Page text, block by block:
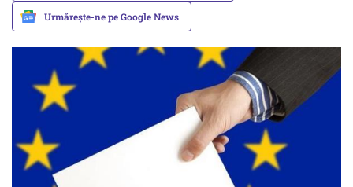
Urmărește-ne pe Google News